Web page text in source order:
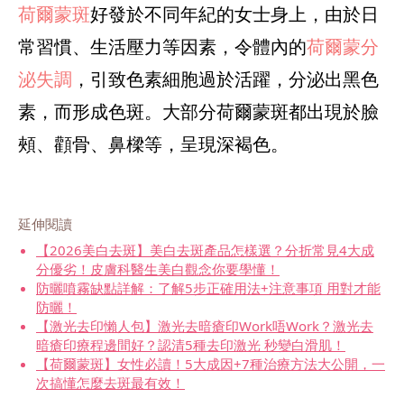
荷爾蒙斑好發於不同年紀的女士身上，由於日
常習慣、生活壓力等因素，令體內的荷爾蒙分
泌失調 ，引致色素細胞過於活躍，分泌出黑色
素，而形成色斑。大部分荷爾蒙斑都出現於臉
頰、顴骨、鼻樑等，呈現深褐色。
延伸閱讀
【2026美白去斑】美白去斑產品怎樣選？分折常見4大成
分優劣！皮膚科醫生美白觀念你要學懂！
防曬噴霧缺點詳解：了解5步正確用法+注意事項 用對才能
防曬！
【激光去印懶人包】激光去暗瘡印Work唔Work？激光去
暗瘡印療程邊間好？認清5種去印激光 秒變白滑肌！
【荷爾蒙斑】女性必讀！5大成因+7種治療方法大公開，一
次搞懂怎麼去斑最有效！